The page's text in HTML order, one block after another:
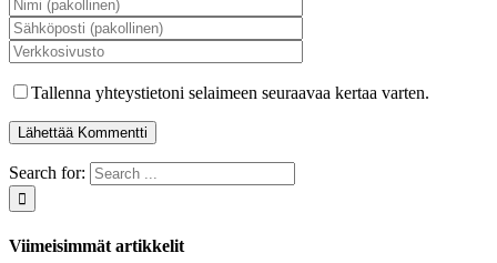
Tallenna yhteystietoni selaimeen seuraavaa kertaa varten.
Search for:
Viimeisimmät artikkelit